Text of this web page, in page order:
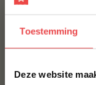
Toestemming
Deze website
Voor vragen of
tussen? Stuur